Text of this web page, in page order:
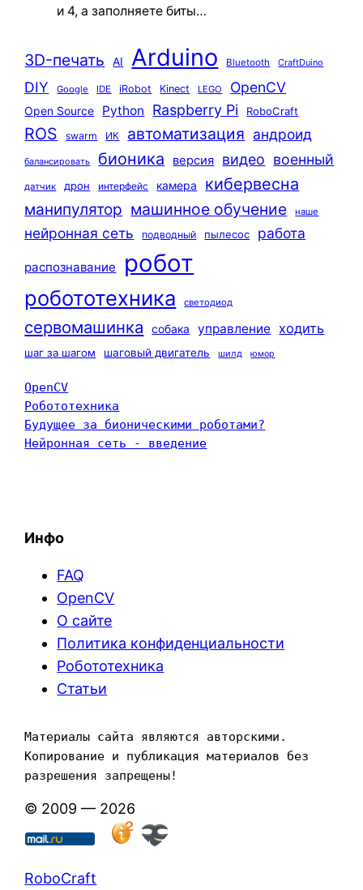
и 4, а заполняете биты…
3D-печать AI Arduino Bluetooth CraftDuino
DIY Google IDE iRobot Kinect LEGO OpenCV
Open Source Python Raspberry Pi RoboCraft
ROS swarm ИК автоматизация андроид
балансировать бионика версия видео военный
датчик дрон интерфейс камера кибервесна
манипулятор машинное обучение наше
нейронная сеть подводный пылесос работа
распознавание робот
робототехника светодиод
сервомашинка собака управление ходить
шаг за шагом шаговый двигатель шилд юмор
OpenCV
Робототехника
Будущее за бионическими роботами?
Нейронная сеть - введение
Инфо
FAQ
OpenCV
О сайте
Политика конфиденциальности
Робототехника
Статьи
Материалы сайта являются авторскими.
Копирование и публикация материалов без
разрешения запрещены!
© 2009 — 2026
RoboCraft